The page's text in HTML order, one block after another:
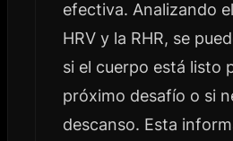
efectiva. Analizando
HRV y la RHR, se
si el cuerpo está listo
próximo desafío o si
descanso. Esta